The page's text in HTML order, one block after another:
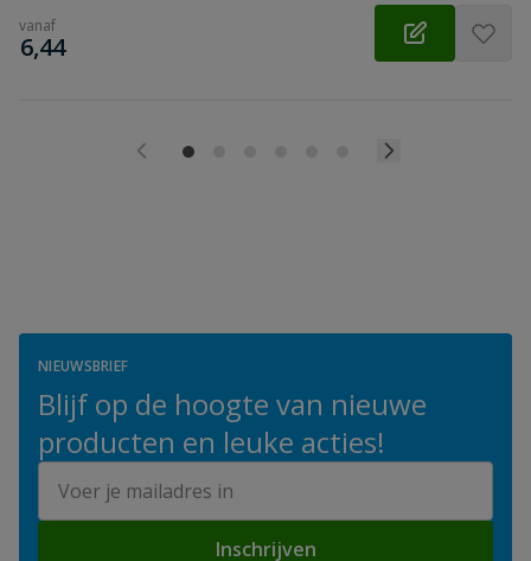
vanaf
€
6,44
NIEUWSBRIEF
Blijf op de hoogte van nieuwe
producten en leuke acties!
Inschrijven